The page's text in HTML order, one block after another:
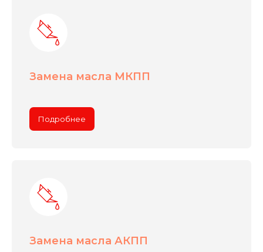
Замена масла МКПП
Подробнее
Замена масла АКПП